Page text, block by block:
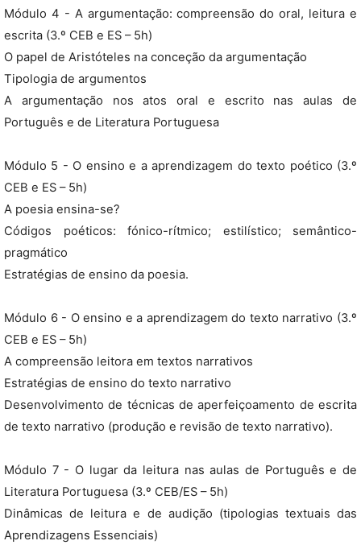
Módulo 4 - A argumentação: compreensão do oral, leitura e
escrita (3.º CEB e ES – 5h)
O papel de Aristóteles na conceção da argumentação
Tipologia de argumentos
A argumentação nos atos oral e escrito nas aulas de
Português e de Literatura Portuguesa
Módulo 5 - O ensino e a aprendizagem do texto poético (3.º
CEB e ES – 5h)
A poesia ensina-se?
Códigos poéticos: fónico-rítmico; estilístico; semântico-
pragmático
Estratégias de ensino da poesia.
Módulo 6 - O ensino e a aprendizagem do texto narrativo (3.º
CEB e ES – 5h)
A compreensão leitora em textos narrativos
Estratégias de ensino do texto narrativo
Desenvolvimento de técnicas de aperfeiçoamento de escrita
de texto narrativo (produção e revisão de texto narrativo).
Módulo 7 - O lugar da leitura nas aulas de Português e de
Literatura Portuguesa (3.º CEB/ES – 5h)
Dinâmicas de leitura e de audição (tipologias textuais das
Aprendizagens Essenciais)